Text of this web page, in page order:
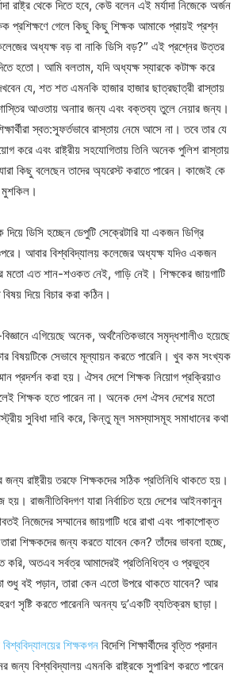
রাষ্ট্র থেকে দিতে হবে, কেউ বলেন এই মর্যাদা নিজেকে অর্জন
প্রশিক্ষণে গেলে কিছু কিছু শিক্ষক আমাকে প্রায়ই প্রশ্ন
অধ্যক্ষ বড় বা নাকি ডিসি বড়?” এই প্রশ্নের উত্তর
হতো। আমি বলতাম, যদি অধ্যক্ষ স্যারকে কটাক্ষ করে
যে, শত শত এমনকি হাজার হাজার ছাত্রছাত্রী রাস্তায়
আওতায় অনাার জন্য এবং বক্তব্য তুলে নেয়ার জন্য।
স্বত:স্ফূর্তভাবে রাস্তায় নেমে আসে না। তবে তার যে
করে এবং রাষ্ট্রীয় সহযোগিতায় তিনি অনেক পুলিশ রাস্তায়
কিছু বলেছেন তাদের অ্যরেস্ট করাতে পারেন। কাজেই কে
মুশকিল।
দিয়ে ডিসি হচ্ছেন ডেপুটি সেক্রেটারি যা একজন ডিগ্রি
আবার বিশ্ববিদ্যালয় কলেজের অধ্যক্ষ যদিও একজন
মতো এত শান-শওকত নেই, গাড়ি নেই। শিক্ষকের জায়গাটি
দিয়ে বিচার করা কঠিন।
এগিয়েছে অনেক, অর্থনৈতিকভাবে সমৃদ্ধশালীও হয়েছে
বিষয়টিকে সেভাবে মূল্যায়ন করতে পারেনি। খুব কম সংখ্যক
প্রদর্শন করা হয়। ঐসব দেশে শিক্ষক নিয়োগ প্রক্রিয়াও
শিক্ষক হতে পারেন না। অনেক দেশ ঐসব দেশের মতো
সুবিধা দাবি করে, কিন্তু মূল সমস্যাসমূহ সমাধানের কথা
জন্য রাষ্ট্রীয় তরফে শিক্ষকদের সঠিক প্রতিনিধি থাকতে হয়।
রাজনীতিবিদগণ যারা নির্বাচিত হয়ে দেশের আইনকানুন
নিজেদের সম্মানের জায়গাটি ধরে রাখা এবং পাকাপোক্ত
শিক্ষকদের জন্য করতে যাবেন কেন? তাঁদের ভাবনা হচ্ছে,
করি, অতএব সর্বত্র আমাদেরই প্রতিনিধিত্ব ও প্রভুত্ব
শুধু বই পড়ান, তারা কেন এতো উপরে থাকতে যাবেন? আর
সৃষ্টি করতে পারেননি অনন্য দু’একটি ব্যতিক্রম ছাড়া।
বিশ্ববিদ্যালয়ের শিক্ষকগন বিদেশি শিক্ষার্থীদের বৃত্তি প্রদান
জন্য বিশ্ববিদ্যালয় এমনকি রাষ্ট্রকে সুপারিশ করতে পারেন